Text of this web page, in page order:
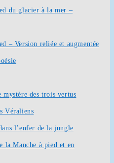
du glacier à la mer –
– Version reliée et augmentée
mystère des trois vertus
Véraliens
l’enfer de la jungle
la Manche à pied et en